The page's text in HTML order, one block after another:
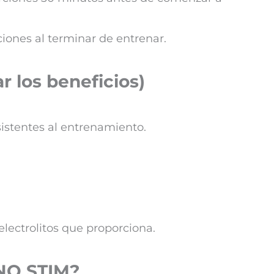
al terminar de entrenar.
los beneficios)
al entrenamiento.
que proporciona.